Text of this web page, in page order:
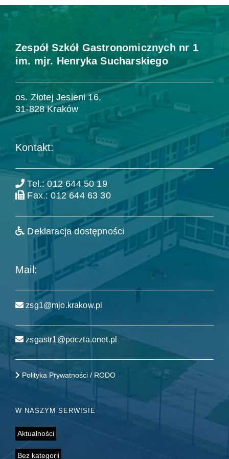
Zespół Szkół Gastronomicznych nr 1
im. mjr. Henryka Sucharskiego
os. Złotej Jesieni 16,
31-828 Kraków
Kontakt:
Tel.: 012 644 50 19
Fax.: 012 644 63 30
Deklaracja dostępności
Mail:
zsg1@mjo.krakow.pl
zsgastr1@poczta.onet.pl
Polityka Prywatności / RODO
W NASZYM SERWISIE
Aktualności
Bez kategorii